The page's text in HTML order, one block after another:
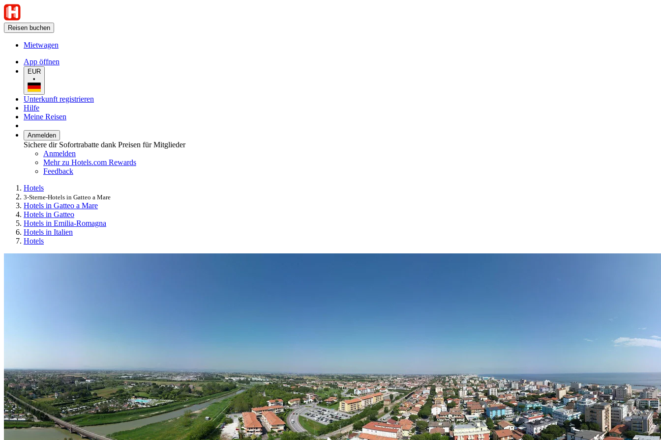
Reisen buchen
Mietwagen
App öffnen
EUR
•
Unterkunft registrieren
Hilfe
Meine Reisen
Anmelden
Sichere dir Sofortrabatte dank Preisen für Mitglieder
Anmelden
Mehr zu Hotels.com Rewards
Feedback
Hotels
3-Sterne-Hotels in Gatteo a Mare
Hotels in Gatteo a Mare
Hotels in Gatteo
Hotels in Emilia-Romagna
Hotels in Italien
Hotels